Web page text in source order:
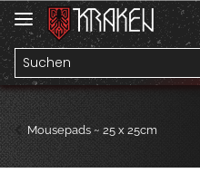
Mousepads ~ 25 x 25cm